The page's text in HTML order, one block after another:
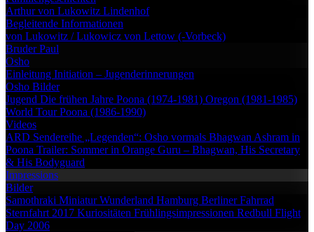
Arthur von Lukowitz Lindenhof
Begleitende Informationen
von Lukowitz / Lukowicz von Lettow (-Vorbeck)
Bruder Paul
Osho
Einleitung Initiation – Jugenderinnerungen
Osho Bilder
Jugend Die frühen Jahre Poona (1974-1981) Oregon (1981-1985)
World TourPoona (1986-1990)
Videos
ARD Sendereihe „Legenden“: Osho vormals Bhagwan Ashram in
Poona Trailer: Sommer in Orange Guru – Bhagwan, His Secretary
& His Bodyguard
Impressions
Bilder
Samothraki Miniatur Wunderland Hamburg Berliner Fahrrad
Sternfahrt 2017 Kuriositäten Frühlingsimpressionen Redbull Flight
Day 2006